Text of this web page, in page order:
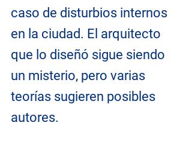
caso de disturbios internos
en la ciudad. El arquitecto
que lo diseñó sigue siendo
un misterio, pero varias
teorías sugieren posibles
autores.